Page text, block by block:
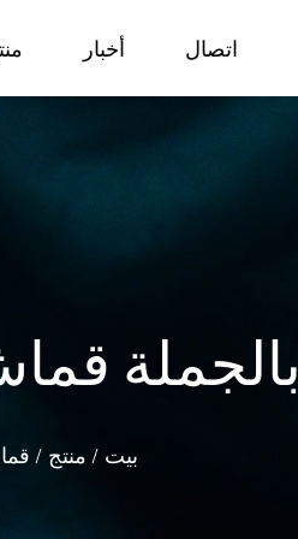
أخبار اتصال
بالجملة
بيت / منتج /